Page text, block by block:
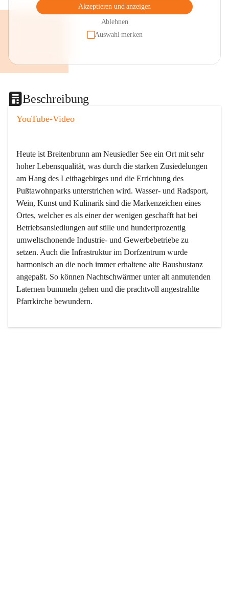
Akzeptieren und anzeigen
Ablehnen
Auswahl merken
Beschreibung
YouTube-Video
Heute ist Breitenbrunn am Neusiedler See ein Ort mit sehr
hoher Lebensqualität, was durch die starken Zusiedelungen
am Hang des Leithagebirges und die Errichtung des
Pußtawohnparks unterstrichen wird. Wasser- und Radsport,
Wein, Kunst und Kulinarik sind die Markenzeichen eines
Ortes, welcher es als einer der wenigen geschafft hat bei
Betriebsansiedlungen auf stille und hundertprozentig
umweltschonende Industrie- und Gewerbebetriebe zu
setzen. Auch die Infrastruktur im Dorfzentrum wurde
harmonisch an die noch immer erhaltene alte Bausbustanz
angepaßt. So können Nachtschwärmer unter alt anmutenden
Laternen bummeln gehen und die prachtvoll angestrahlte
Pfarrkirche bewundern.
Der Weinbau dominert heute nicht mehr, ist aber integrativer